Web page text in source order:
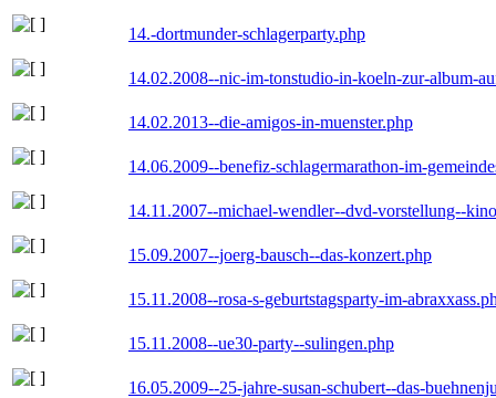
14.-dortmunder-schlagerparty.php
14.02.2008--nic-im-tonstudio-in-koeln-zur-album-
14.02.2013--die-amigos-in-muenster.php
14.06.2009--benefiz-schlagermarathon-im-
14.11.2007--michael-wendler--dvd-vorstellung--
15.09.2007--joerg-bausch--das-konzert.php
15.11.2008--rosa-s-geburtstagsparty-im-
15.11.2008--ue30-party--sulingen.php
16.05.2009--25-jahre-susan-schubert--das-